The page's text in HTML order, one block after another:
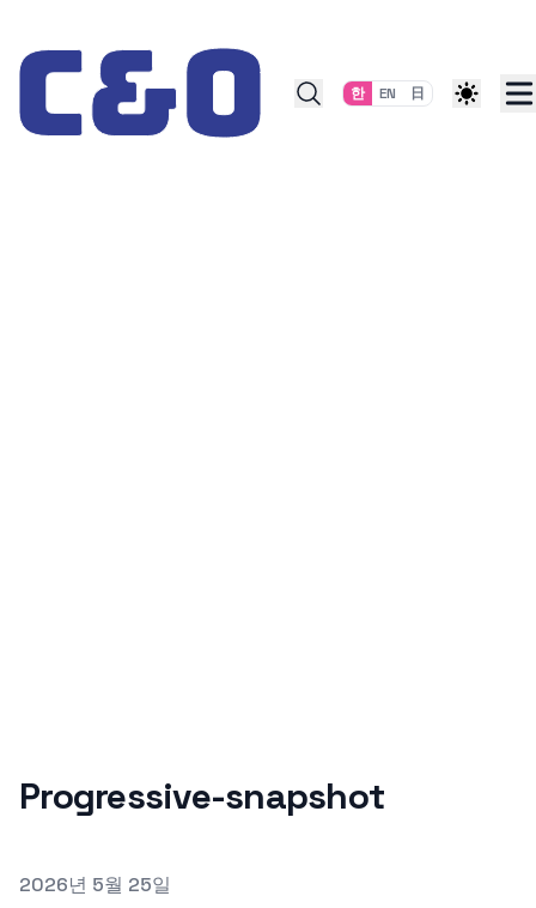
한 EN 日
Progressive-snapshot
Published on
2026년 5월 25일